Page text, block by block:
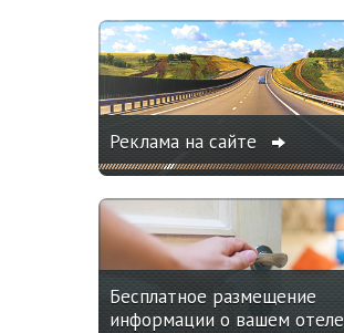
Реклама на сайте
Бесплатное размещение
информации о вашем отеле